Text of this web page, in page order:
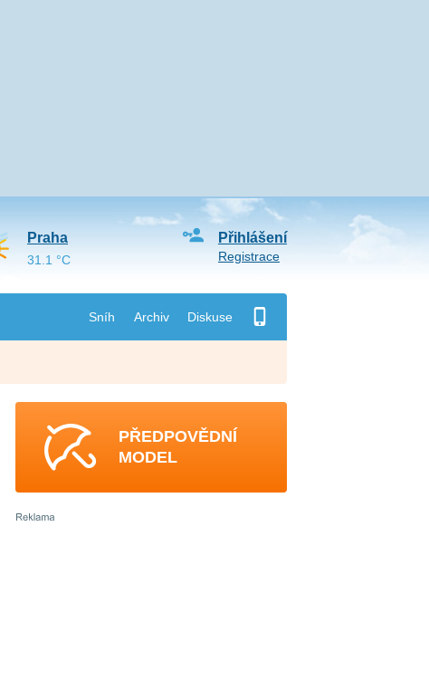
Sníh Archiv Diskuse
Přihlášení
Registrace
Praha
31.1 °C
PŘEDPOVĚDNÍ
MODEL